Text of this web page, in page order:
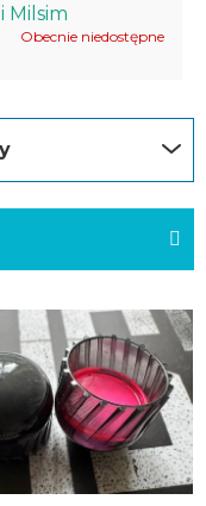
Milsim
Obecnie niedostępne